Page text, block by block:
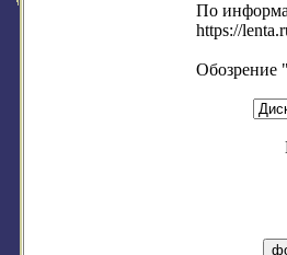
По
https://
Обозрение